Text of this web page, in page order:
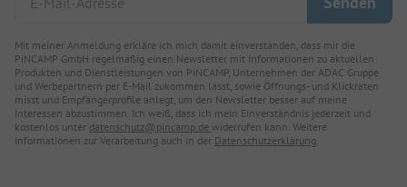
Mit meiner Anmeldung erkläre ich mich damit einverstanden, dass mir die
PiNCAMP GmbH regelmäßig einen Newsletter mit Informationen zu aktuellen
Produkten und Dienstleistungen von PiNCAMP, Unternehmen der ADAC Gruppe
und Werbepartnern per E-Mail zukommen lässt, sowie Öffnungs- und Klickraten
misst und Empfängerprofile anlegt, um den Newsletter besser auf meine
Interessen abzustimmen. Ich weiß, dass ich mein Einverständnis jederzeit und
kostenlos unter datenschutz@pincamp.de widerrufen kann. Weitere
Informationen zur Verarbeitung auch in der Datenschutzerklärung.